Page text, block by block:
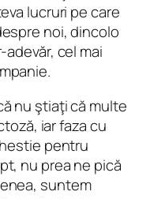
lucruri pe care
noi, dincolo
cel mai
nu ştiaţi că multe
iar faza cu
pentru
nu prea ne pică
suntem